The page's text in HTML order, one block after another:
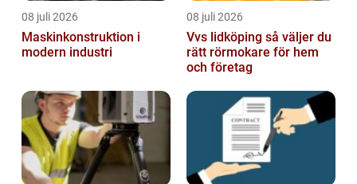
08 juli 2026
Maskinkonstruktion i
modern industri
08 juli 2026
Vvs lidköping så väljer du
rätt rörmokare för hem
och företag